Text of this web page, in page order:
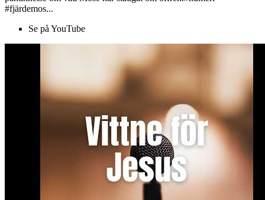
#fjärdemos...
Se på YouTube